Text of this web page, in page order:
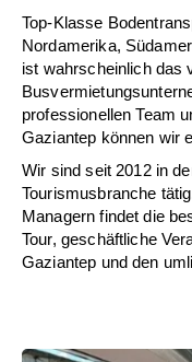
Top-Klasse
Nordamerika,
ist wahrscheinlich das
professionellen Team
Gaziantep können wir
Wir sind seit 2012 in
Tourismusbranche
Managern findet die
Tour, geschäftliche
Gaziantep und den